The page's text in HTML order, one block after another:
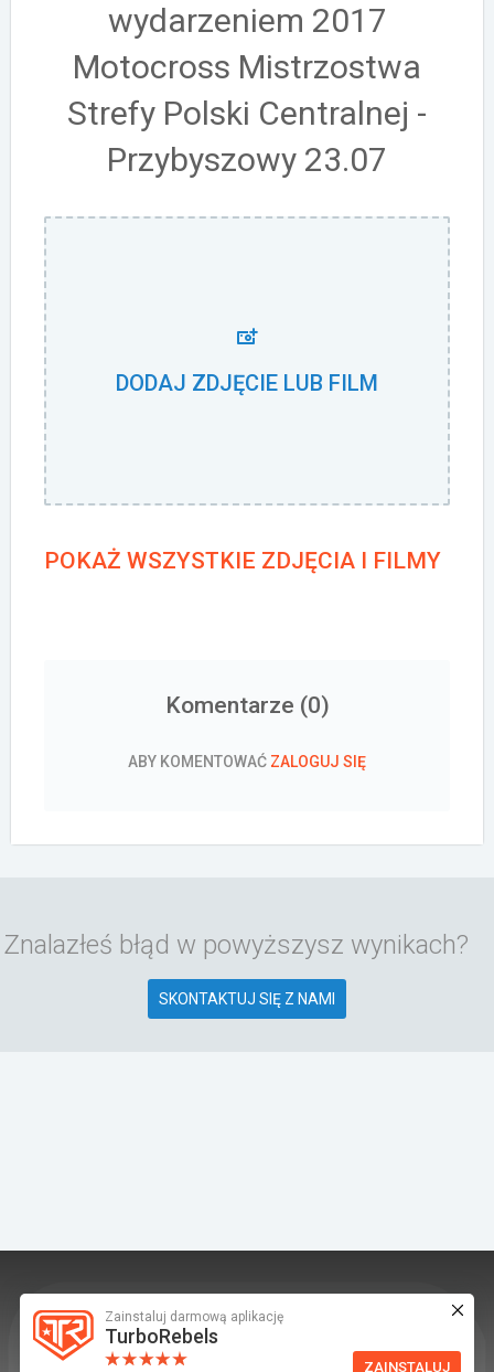
Zainstaluj darmową aplikację
TurboRebels
ZAINSTALUJ
wydarzeniem 2017
Motocross Mistrzostwa
Strefy Polski Centralnej -
Przybyszowy 23.07
DODAJ ZDJĘCIE LUB FILM
POKAŻ WSZYSTKIE ZDJĘCIA I FILMY
Komentarze (0)
ABY KOMENTOWAĆ ZALOGUJ SIĘ
Znalazłeś błąd w powyższysz wynikach?
SKONTAKTUJ SIĘ Z NAMI
TurboRebels to platforma społecznościowa i
aplikacja mobilna dla fanów motoryzacji.